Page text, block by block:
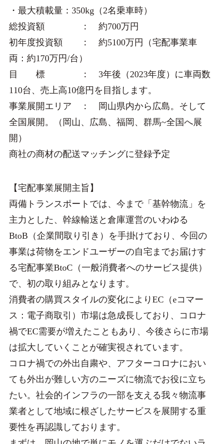
・最大積載量：350kg（2名乗車時）
総投資額 ： 約700万円
初年度投資額 ： 約5100万円（宅配事業車
両：約170万円/台）
目 標 ： 3年後（2023年度）に車両数
110台、売上高10億円を目指します。
事業展開エリア ： 岡山県内から広島。そして
全国展開。（岡山、広島、福岡、群馬~全国へ展
開）
商社の商材の配送マッチングに登録予定
【宅配事業展開主旨】
両備トランスポートでは、今まで「基幹物流」を
主力とした、幹線輸送と倉庫運営のいわゆる
BtoB（企業間取り引き）を手掛けており、今回の
事業は荷物をエンドユーザーの自宅までお届けす
る宅配事業BtoC（一般消費者へのサービス提供）
で、初の取り組みとなります。
消費者の購買スタイルの変化によりEC（eコマー
ス：電子商取引）市場は急成長しており、コロナ
禍でEC需要が増えたこともあり、今後さらに市場
は拡大していくことが確実視されています。
コロナ禍での外出自粛や、アフターコロナにおい
ても外出が難しい方のニーズに物流でお役に立ち
たい。社会的インフラの一部を支える我々物流事
業者として地域に根ざしたサービスを展開する重
要性を再認識しております。